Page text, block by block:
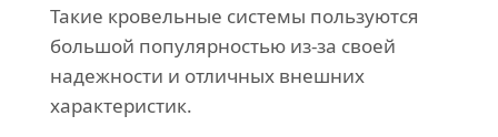
Такие кровельные системы пользуются
большой популярностью из-за своей
надежности и отличных внешних
характеристик.